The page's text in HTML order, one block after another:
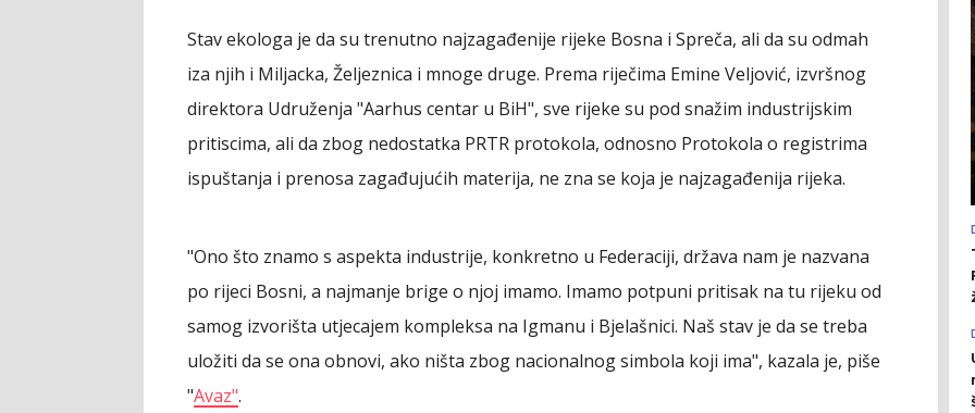
Stav ekologa je da su trenutno najzagađenije rijeke Bosna i Spreča, ali da su odmah
iza njih i Miljacka, Željeznica i mnoge druge. Prema riječima Emine Veljović, izvršnog
direktora Udruženja "Aarhus centar u BiH", sve rijeke su pod snažim industrijskim
pritiscima, ali da zbog nedostatka PRTR protokola, odnosno Protokola o registrima
ispuštanja i prenosa zagađujućih materija, ne zna se koja je najzagađenija rijeka.
"Ono što znamo s aspekta industrije, konkretno u Federaciji, država nam je nazvana
po rijeci Bosni, a najmanje brige o njoj imamo. Imamo potpuni pritisak na tu rijeku od
samog izvorišta utjecajem kompleksa na Igmanu i Bjelašnici. Naš stav je da se treba
uložiti da se ona obnovi, ako ništa zbog nacionalnog simbola koji ima", kazala je, piše
"Avaz".